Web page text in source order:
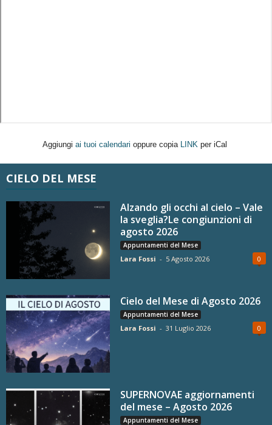
Aggiungi ai tuoi calendari oppure copia LINK per iCal
CIELO DEL MESE
Alzando gli occhi al cielo – Vale
la sveglia?Le congiunzioni di
agosto 2026
Appuntamenti del Mese
Lara Fossi - 5 Agosto 2026 0
Cielo del Mese di Agosto 2026
Appuntamenti del Mese
Lara Fossi - 31 Luglio 2026 0
SUPERNOVAE aggiornamenti
del mese – Agosto 2026
Appuntamenti del Mese